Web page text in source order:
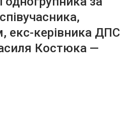
екс-керівника ДПС
Костюка —